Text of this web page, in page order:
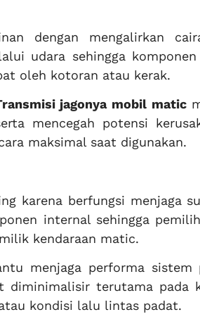
dengan mengalirkan
udara sehingga
oleh kotoran atau kerak.
jagonya mobil matic
mencegah potensi
maksimal saat digunakan.
karena berfungsi menjaga
internal sehingga
kendaraan matic.
menjaga performa sistem
terutama pada
kondisi lalu lintas padat.